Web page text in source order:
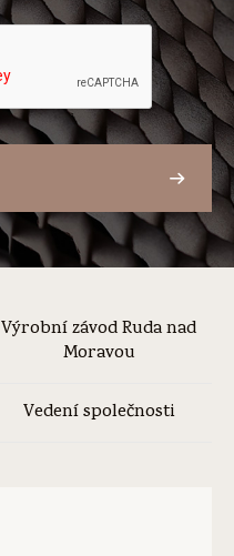
Výrobní závod Ruda nad
Moravou
Vedení společnosti